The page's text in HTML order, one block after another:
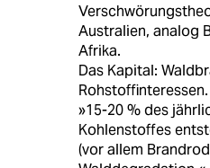
Australien, analog
Afrika.
Das Kapital:
Rohstoffinteressen.
»15-20 % des
Kohlenstoffes
(vor allem